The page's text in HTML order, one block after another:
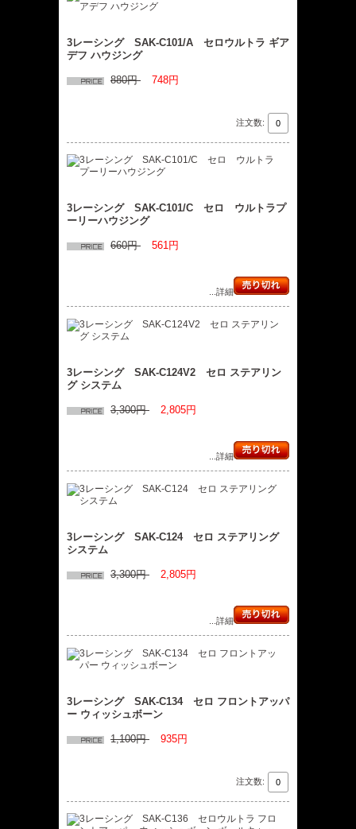
3レーシング SAK-C101/A セロウルトラ ギア
デフ ハウジング
880円 748円
注文数:
3レーシング SAK-C101/C セロ ウルトラプ
ーリーハウジング
660円 561円
...詳細
3レーシング SAK-C124V2 セロ ステアリン
グ システム
3,300円 2,805円
...詳細
3レーシング SAK-C124 セロ ステアリング
システム
3,300円 2,805円
...詳細
3レーシング SAK-C134 セロ フロントアッパ
ー ウィッシュボーン
1,100円 935円
注文数: